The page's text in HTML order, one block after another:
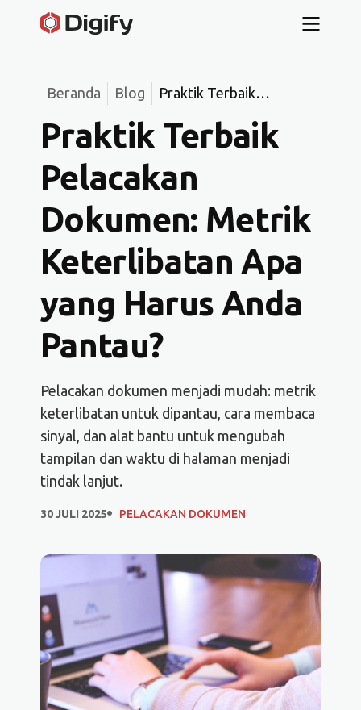
Beranda Blog
Praktik Terbaik
Metrik Keterlibatan Apa
Pantau?
Praktik Terbaik
Pelacakan
Dokumen: Metrik
Keterlibatan Apa
yang Harus Anda
Pantau?
Pelacakan dokumen menjadi mudah: metrik
keterlibatan untuk dipantau, cara membaca
sinyal, dan alat bantu untuk mengubah
tampilan dan waktu di halaman menjadi
tindak lanjut.
30 JULI 2025 PELACAKAN DOKUMEN